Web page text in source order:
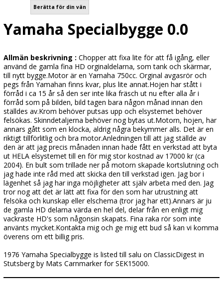
Berätta för din vän
Yamaha Specialbygge 0.0
Allmän beskrivning : Chopper att fixa lite för att få igång, eller
använd de gamla fina HD orginaldelarna, som tank och skärmar,
till nytt bygge.Motor är en Yamaha 750cc. Orginal avgasrör och
pegs från Yamahan finns kvar, plus lite annat.Hojen har stått i
förråd i ca 15 år så den ser inte lika fräsch ut nu efter alla år i
förråd som på bilden, bild tagen bara någon månad innan den
ställdes av.Krom behöver putsas upp och elsystemet behöver
felsökas. Skinndetaljerna behöver nog bytas ut.Motorn, hojen, har
annars gått som en klocka, aldrig några bekymmer alls. Det är en
riktigt tillförlitlig och bra motor.Anledningen till att jag ställde av
den är att jag precis månaden innan hade fått en verkstad att byta
ut HELA elsystemet till en för mig stor kostnad av 17000 kr (ca
2004). En bult som trillade ner på motorn skapade kortslutning och
jag hade inte råd med att skicka den till verkstad igen. Jag bor i
lägenhet så jag har inga möjligheter att själv arbeta med den. Jag
tror nog att det är lätt att fixa för den som har utrustning att
felsöka och kunskap eller elschema (tror jag har ett).Annars är ju
de gamla HD delarna värda en hel del, delar från en enligt mig
vackraste HD's som någonsin skapats. Fina raka rör som inte
använts mycket.Kontakta mig och ge mig ett bud så kan vi komma
överens om ett billig pris.
1976 Yamaha Specialbygge is listed till salu on ClassicDigest in
Stutsberg by Mats Carnmarker for SEK15000.